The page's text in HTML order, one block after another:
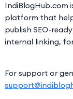
IndiBlogHub.com
platform that
publish SEO-
internal linking,
For support or